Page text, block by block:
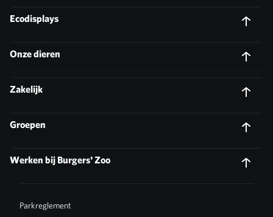
Ecodisplays
Onze dieren
Zakelijk
Groepen
Werken bij Burgers' Zoo
Parkreglement